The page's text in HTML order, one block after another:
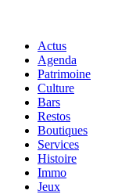
Actus
Agenda
Patrimoine
Culture
Bars
Restos
Boutiques
Services
Histoire
Immo
Jeux